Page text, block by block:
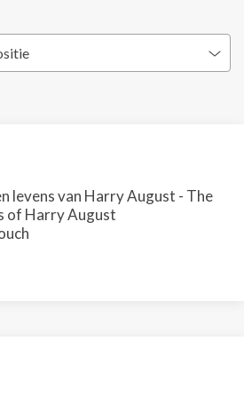
levens van Harry August - The
of Harry August